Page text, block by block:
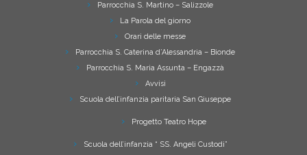
Parrocchia S. Martino – Salizzole
La Parola del giorno
Orari delle messe
Parrocchia S. Caterina d’Alessandria – Bionde
Parrocchia S. Maria Assunta – Engazzà
Avvisi
Scuola dell’infanzia paritaria San Giuseppe
Progetto Teatro Hope
Scuola dell’infanzia “ SS. Angeli Custodi”